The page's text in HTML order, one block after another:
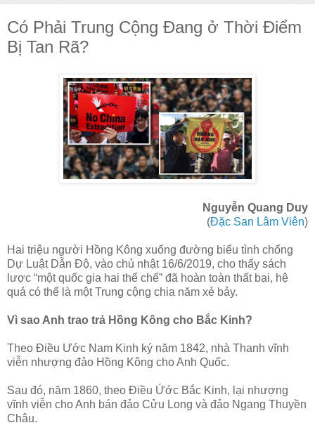
Có Phải Trung Cộng Đang ở Thời Điểm
Bị Tan Rã?
Nguyễn Quang Duy
(Đặc San Lâm Viên)
Hai triệu người Hồng Kông xuống đường biểu tình chống
Dự Luật Dẫn Độ, vào chủ nhật 16/6/2019, cho thấy sách
lược “một quốc gia hai thể chế” đã hoàn toàn thất bại, hệ
quả có thể là một Trung cộng chia năm xẻ bảy.
Vì sao Anh trao trả Hồng Kông cho Bắc Kinh?
Theo Điều Ước Nam Kinh ký năm 1842, nhà Thanh vĩnh
viễn nhượng đảo Hồng Kông cho Anh Quốc.
Sau đó, năm 1860, theo Điều Ứớc Bắc Kinh, lại nhượng
vĩnh viễn cho Anh bán đảo Cửu Long và đảo Ngang Thuyền
Châu.